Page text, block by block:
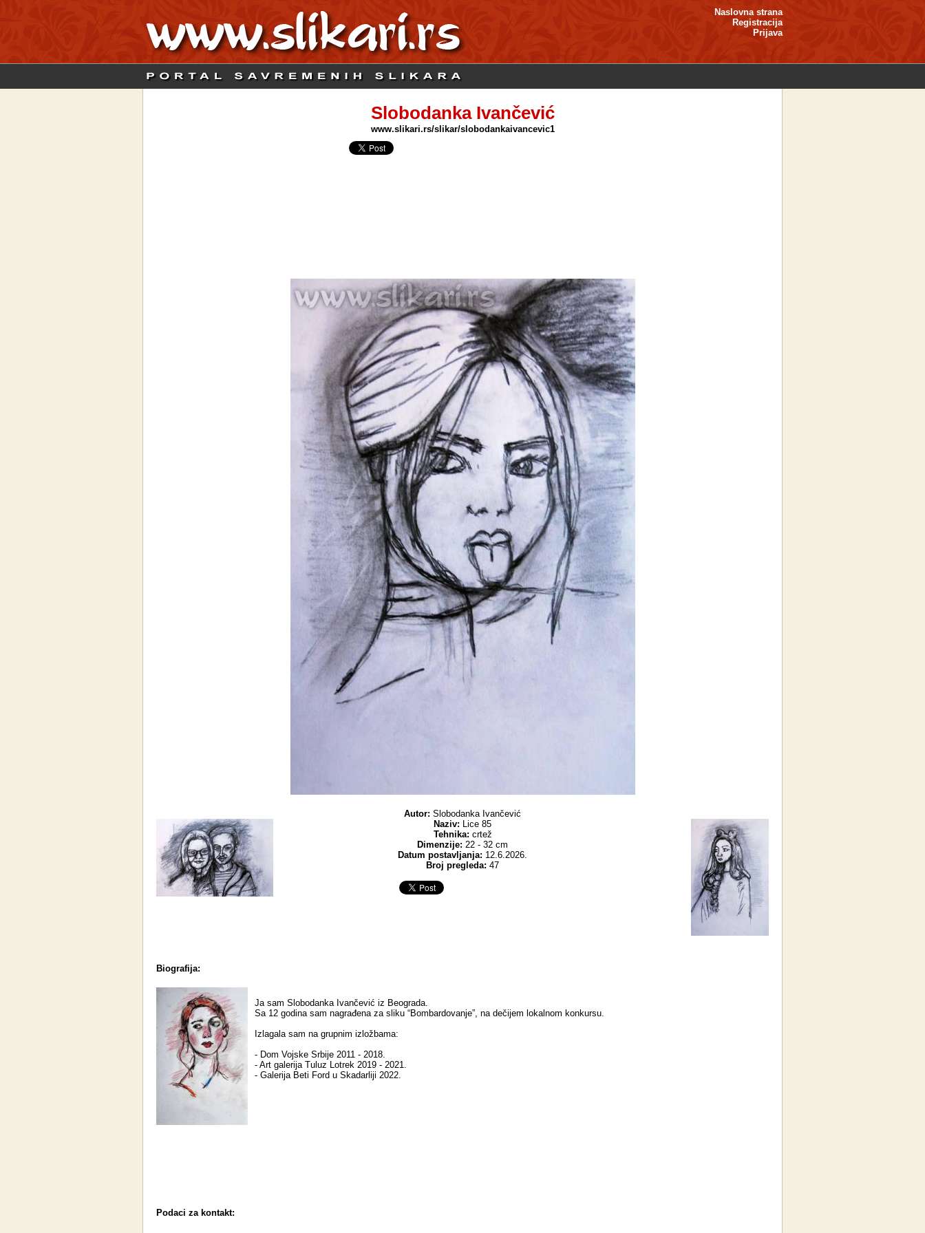
Naslovna strana
Registracija
Prijava
Slobodanka Ivančević
www.slikari.rs/slikar/slobodankaivancevic1
Autor: Slobodanka Ivančević
Naziv: Lice 85
Tehnika: crtež
Dimenzije: 22 - 32 cm
Datum postavljanja: 12.6.2026.
Broj pregleda: 47
Biografija:
Ja sam Slobodanka Ivančević iz Beograda.
Sa 12 godina sam nagrađena za sliku “Bombardovanje”, na dečijem lokalnom konkursu.
Izlagala sam na grupnim izložbama:
- Dom Vojske Srbije 2011 - 2018.
- Art galerija Tuluz Lotrek 2019 - 2021.
- Galerija Beti Ford u Skadarliji 2022.
Podaci za kontakt: